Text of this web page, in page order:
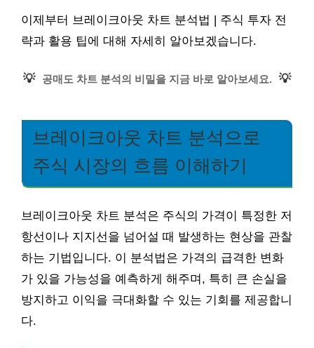
이제부터 브레이크아웃 차트 분석법 | 주식 투자 전
략과 활용 팁에 대해 자세히 알아보겠습니다.
💡 공매도 차트 분석의 비밀을 지금 바로 알아보세요. 💡
브레이크아웃 차트 분석으로
주식 시장의 흐름 이해하기
브레이크아웃 차트 분석은 주식의 가격이 특정한 저
항선이나 지지선을 넘어설 때 발생하는 현상을 관찰
하는 기법입니다. 이 분석법은 가격의 급격한 변화
가 있을 가능성을 예측하게 해주며, 특히 큰 손실을
방지하고 이익을 극대화할 수 있는 기회를 제공합니
다.